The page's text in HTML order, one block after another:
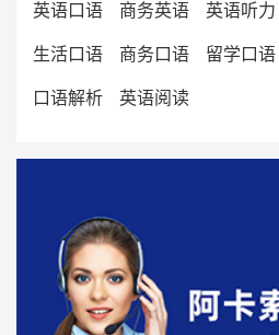
英语口语 商务英语 英语听力
生活口语 商务口语 留学口语
口语解析 英语阅读